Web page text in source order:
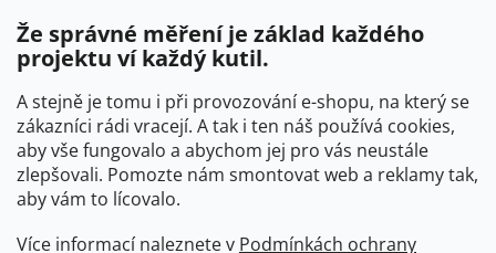
Že správné měření je základ každého
projektu ví každý kutil.
A stejně je tomu i při provozování e-shopu, na který se
zákazníci rádi vracejí. A tak i ten náš používá cookies,
aby vše fungovalo a abychom jej pro vás neustále
zlepšovali. Pomozte nám smontovat web a reklamy tak,
aby vám to lícovalo.
Více informací naleznete v Podmínkách ochrany
Po - Čt
06:00 - 07:00
07:30 - 15:30
Pá
06:00 - 07:00
07:30 - 15:00
So
07:00 - 10:00
Ne
zavřeno